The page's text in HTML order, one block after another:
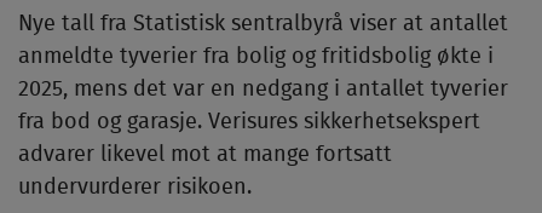
Nye tall fra Statistisk sentralbyrå viser at antallet
anmeldte tyverier fra bolig og fritidsbolig økte i
2025, mens det var en nedgang i antallet tyverier
fra bod og garasje. Verisures sikkerhetsekspert
advarer likevel mot at mange fortsatt
undervurderer risikoen.